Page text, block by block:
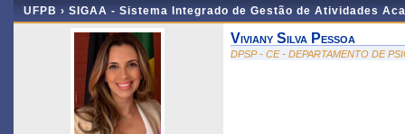
UFPB › SIGAA - Sistema Integrado de Gestão de Atividades
Viviany Silva Pessoa
DPSP - CE - DEPARTAMENTO DE